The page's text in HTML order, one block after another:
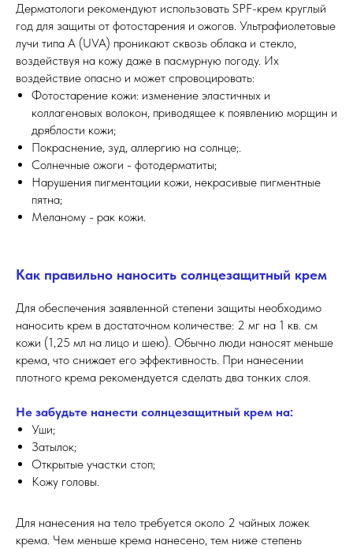
Дерматологи рекомендуют использовать SPF-крем круглый
год для защиты от фотостарения и ожогов. Ультрафиолетовые
лучи типа А (UVA) проникают сквозь облака и стекло,
воздействуя на кожу даже в пасмурную погоду. Их
воздействие опасно и может спровоцировать:
Фотостарение кожи: изменение эластичных и
коллагеновых волокон, приводящее к появлению морщин и
дряблости кожи;
Покраснение, зуд, аллергию на солнце;.
Солнечные ожоги - фотодерматиты;
Нарушения пигментации кожи, некрасивые пигментные
пятна;
Меланому - рак кожи.
Как правильно наносить солнцезащитный крем
Для обеспечения заявленной степени защиты необходимо
наносить крем в достаточном количестве: 2 мг на 1 кв. см
кожи (1,25 мл на лицо и шею). Обычно люди наносят меньше
крема, что снижает его эффективность. При нанесении
плотного крема рекомендуется сделать два тонких слоя.
Не забудьте нанести солнцезащитный крем на:
Уши;
Затылок;
Открытые участки стоп;
Кожу головы.
Для нанесения на тело требуется около 2 чайных ложек
крема. Чем меньше крема нанесено, тем ниже степень